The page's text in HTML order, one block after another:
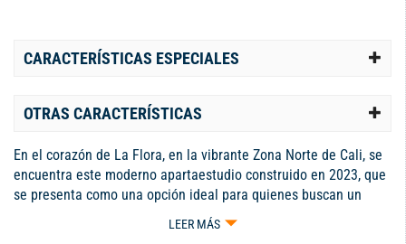
CARACTERÍSTICAS ESPECIALES
OTRAS CARACTERÍSTICAS
En el corazón de La Flora, en la vibrante Zona Norte de Cali, se
encuentra este moderno apartaestudio construido en 2023, que
se presenta como una opción ideal para quienes buscan un
espacio funcional y cómodo. Este inmueble, ubicado en un
LEER MÁS